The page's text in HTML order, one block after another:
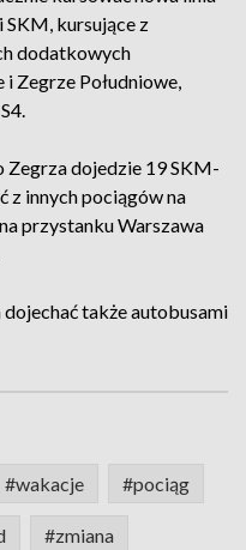
SKM, kursujące z
dodatkowych
Zegrze Południowe,
Zegrza dojedzie 19 SKM-
z innych pociągów na
przystanku Warszawa
także autobusami
#wakacje #pociąg
#zmiana